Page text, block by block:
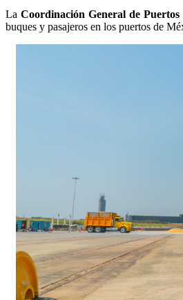
La Coordinación General de
buques y pasajeros en los puertos de